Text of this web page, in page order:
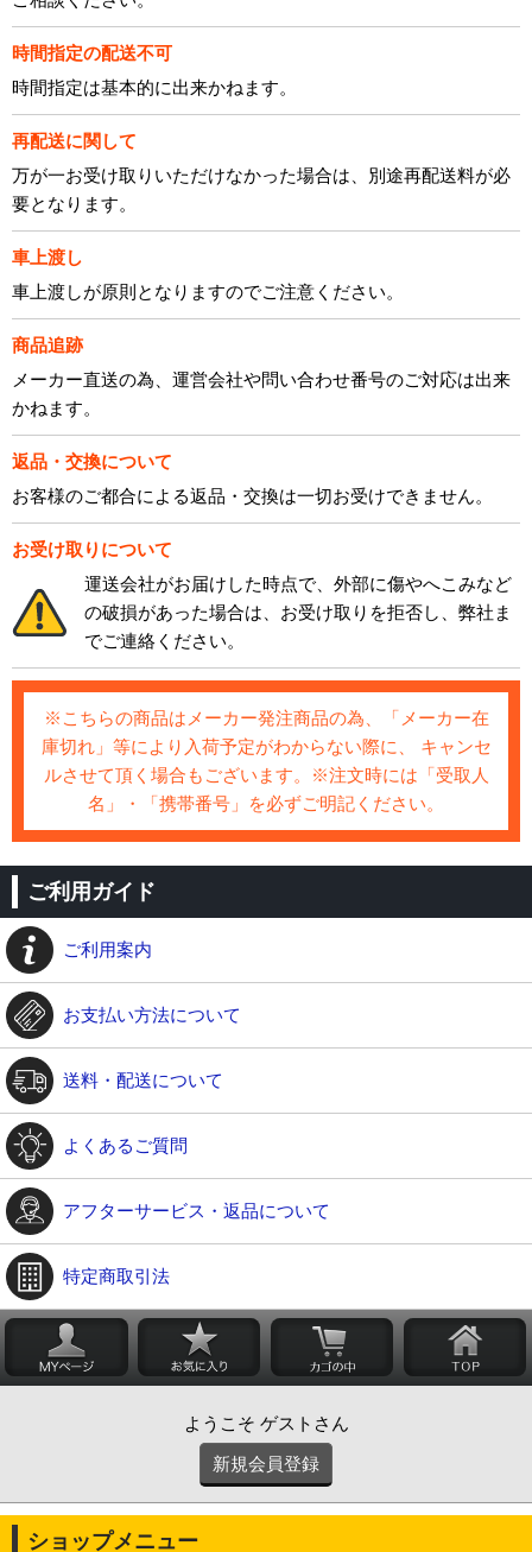
時間指定の配送不可
時間指定は基本的に出来かねます。
再配送に関して
万が一お受け取りいただけなかった場合は、別途再配送料が必
要となります。
車上渡し
車上渡しが原則となりますのでご注意ください。
商品追跡
メーカー直送の為、運営会社や問い合わせ番号のご対応は出来
かねます。
返品・交換について
お客様のご都合による返品・交換は一切お受けできません。
お受け取りについて
運送会社がお届けした時点で、外部に傷やへこみなど
の破損があった場合は、お受け取りを拒否し、弊社ま
でご連絡ください。
※こちらの商品はメーカー発注商品の為、「メーカー在
庫切れ」等により入荷予定がわからない際に、 キャンセ
ルさせて頂く場合もございます。※注文時には「受取人
名」・「携帯番号」を必ずご明記ください。
ご利用ガイド
ご利用案内
お支払い方法について
送料・配送について
よくあるご質問
アフターサービス・返品について
特定商取引法
ようこそ ゲストさん
新規会員登録
ショップメニュー